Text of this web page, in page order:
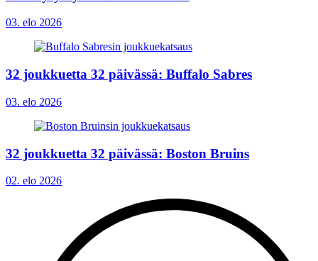
03. elo 2026
32 joukkuetta 32 päivässä: Buffalo Sabres
03. elo 2026
32 joukkuetta 32 päivässä: Boston Bruins
02. elo 2026